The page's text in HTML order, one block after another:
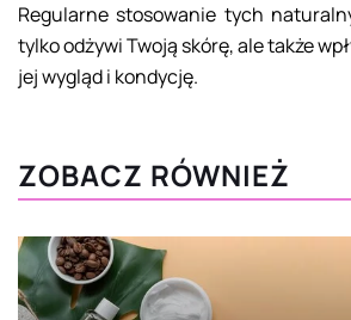
Regularne stosowanie tych
tylko odżywi Twoją skórę, ale także
jej wygląd i kondycję.
ZOBACZ RÓWNIEŻ